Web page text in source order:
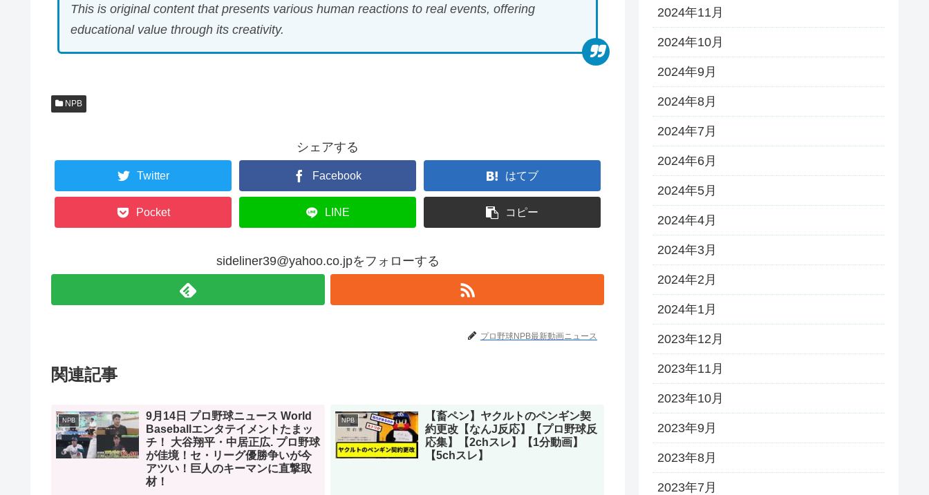
This is original content that presents various human reactions to real events, offering
educational value through its creativity.
NPB
シェアする
Twitter Facebook はてブ
Pocket LINE コピー
sideliner39@yahoo.co.jpをフォローする
プロ野球NPB最新動画ニュース
関連記事
NPB
9月14日 プロ野球ニュース World
Baseballエンタテイメントたまッ
チ！ 大谷翔平・中居正広. プロ野球
が佳境！セ・リーグ優勝争いが今
アツい！巨人のキーマンに直撃取
材！
NPB
【畜ペン】ヤクルトのペンギン契
約更改【なんJ反応】【プロ野球反
応集】【2chスレ】【1分動画】
【5chスレ】
2024年11月
2024年10月
2024年9月
2024年8月
2024年7月
2024年6月
2024年5月
2024年4月
2024年3月
2024年2月
2024年1月
2023年12月
2023年11月
2023年10月
2023年9月
2023年8月
2023年7月